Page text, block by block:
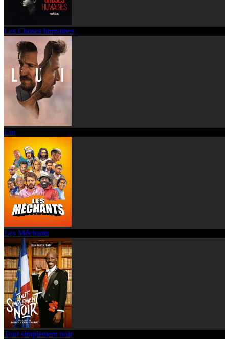
Les Choses humaines
Lui
Les Méchants
Tout simplement noir